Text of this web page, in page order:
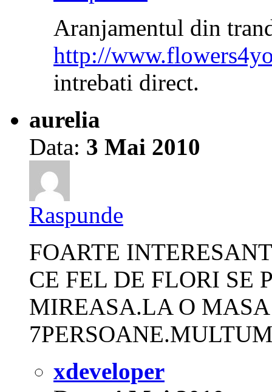
Aranjamentul din
http://
intrebati direct.
aurelia
Data: 3 Mai 2010
Raspunde
FOARTE
CE FEL DE FLORI SE
MIREASA.LA O
xdeveloper